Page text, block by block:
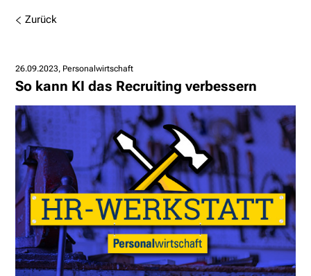
Zurück
26.09.2023 Personalwirtschaft
So kann KI das Recruiting verbessern